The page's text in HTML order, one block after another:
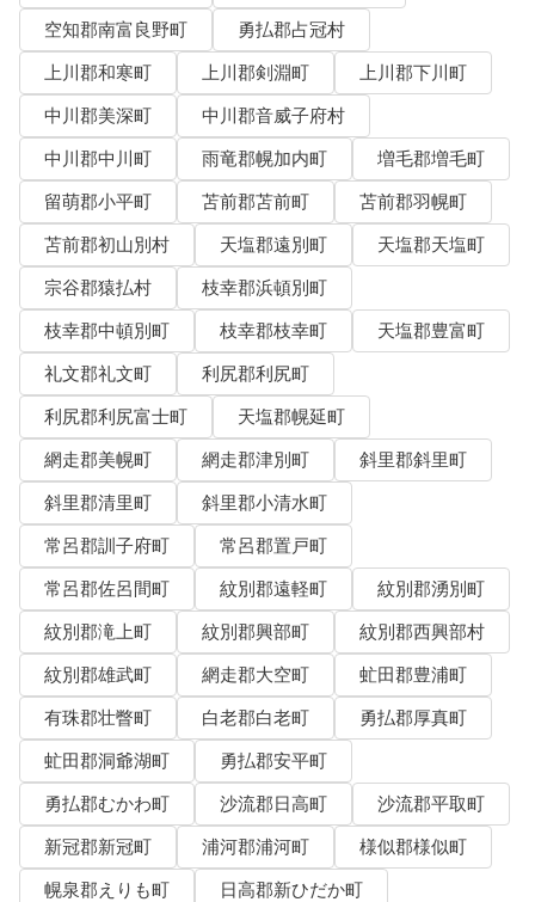
空知郡南富良野町
勇払郡占冠村
上川郡和寒町
上川郡剣淵町
上川郡下川町
中川郡美深町
中川郡音威子府村
中川郡中川町
雨竜郡幌加内町
増毛郡増毛町
留萌郡小平町
苫前郡苫前町
苫前郡羽幌町
苫前郡初山別村
天塩郡遠別町
天塩郡天塩町
宗谷郡猿払村
枝幸郡浜頓別町
枝幸郡中頓別町
枝幸郡枝幸町
天塩郡豊富町
礼文郡礼文町
利尻郡利尻町
利尻郡利尻富士町
天塩郡幌延町
網走郡美幌町
網走郡津別町
斜里郡斜里町
斜里郡清里町
斜里郡小清水町
常呂郡訓子府町
常呂郡置戸町
常呂郡佐呂間町
紋別郡遠軽町
紋別郡湧別町
紋別郡滝上町
紋別郡興部町
紋別郡西興部村
紋別郡雄武町
網走郡大空町
虻田郡豊浦町
有珠郡壮瞥町
白老郡白老町
勇払郡厚真町
虻田郡洞爺湖町
勇払郡安平町
勇払郡むかわ町
沙流郡日高町
沙流郡平取町
新冠郡新冠町
浦河郡浦河町
様似郡様似町
幌泉郡えりも町
日高郡新ひだか町